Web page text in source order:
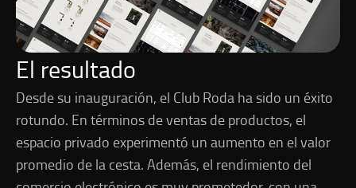
El resultado
Desde su inauguración, el Club Roda ha sido un éxito
rotundo. En términos de ventas de productos, el
espacio privado experimentó un aumento en el valor
promedio de la cesta. Además, el rendimiento del